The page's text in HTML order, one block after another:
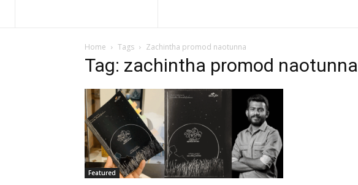
Home Tags Zachintha promod naotunna
Tag: zachintha promod naotunna
Featured